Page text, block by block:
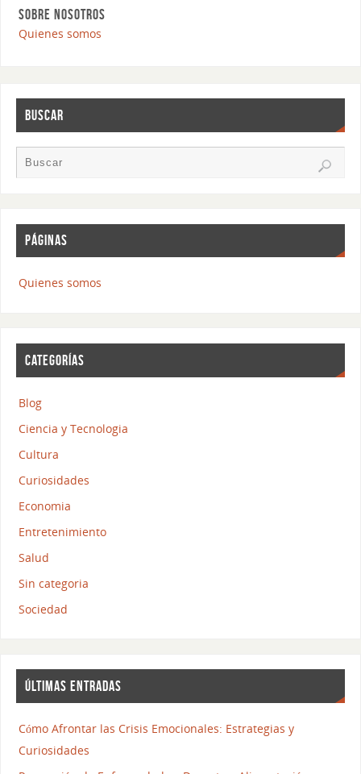
SOBRE NOSOTROS
Quienes somos
BUSCAR
PÁGINAS
Quienes somos
CATEGORÍAS
Blog
Ciencia y Tecnologia
Cultura
Curiosidades
Economia
Entretenimiento
Salud
Sin categoria
Sociedad
ÚLTIMAS ENTRADAS
Cómo Afrontar las Crisis Emocionales: Estrategias y
Curiosidades